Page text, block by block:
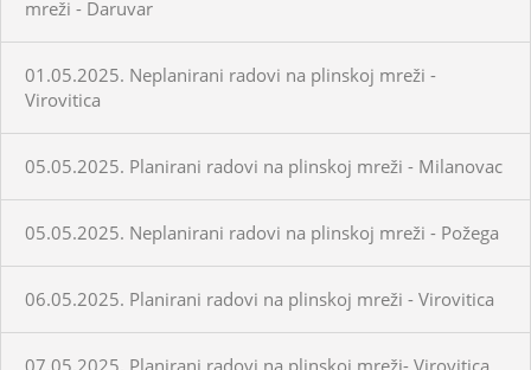
mreži - Daruvar
01.05.2025. Neplanirani radovi na plinskoj mreži -
Virovitica
05.05.2025. Planirani radovi na plinskoj mreži - Milanovac
05.05.2025. Neplanirani radovi na plinskoj mreži - Požega
06.05.2025. Planirani radovi na plinskoj mreži - Virovitica
07.05.2025. Planirani radovi na plinskoj mreži- Virovitica